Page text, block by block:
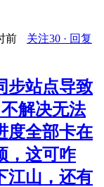
前
关注30 · 回复
步站点导致
解决无法
度全部卡在
，这可咋
江山，还有